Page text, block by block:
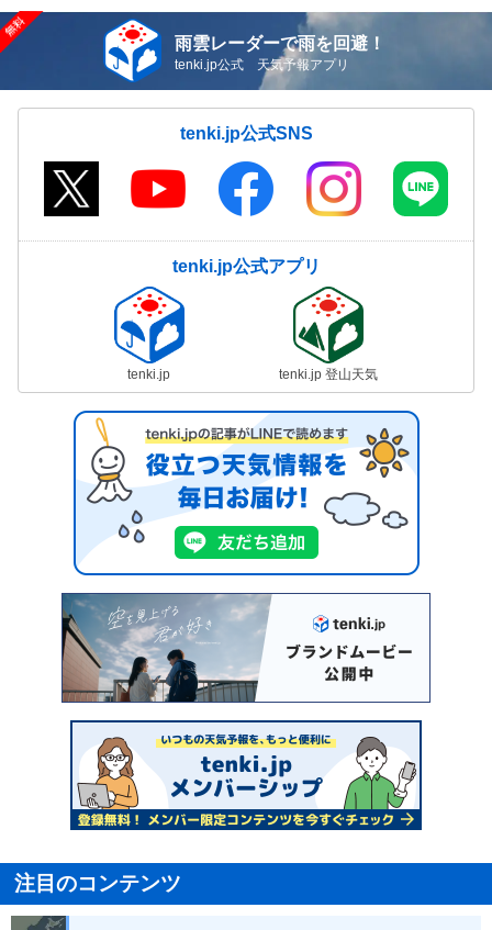
雨雲レーダーで雨を回避！
tenki.jp公式 天気予報アプリ
tenki.jp公式SNS
tenki.jp公式アプリ
tenki.jp tenki.jp 登山天気
注目のコンテンツ